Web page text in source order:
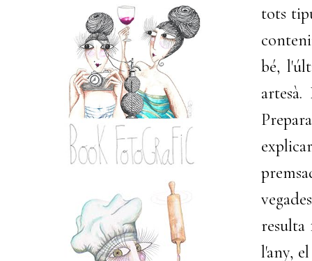
tots
bé,
l'any,